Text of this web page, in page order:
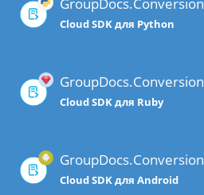
GroupDocs.Conversion
Cloud SDK для Python
GroupDocs.Conversion
Cloud SDK для Ruby
GroupDocs.Conversion
Cloud SDK для Android